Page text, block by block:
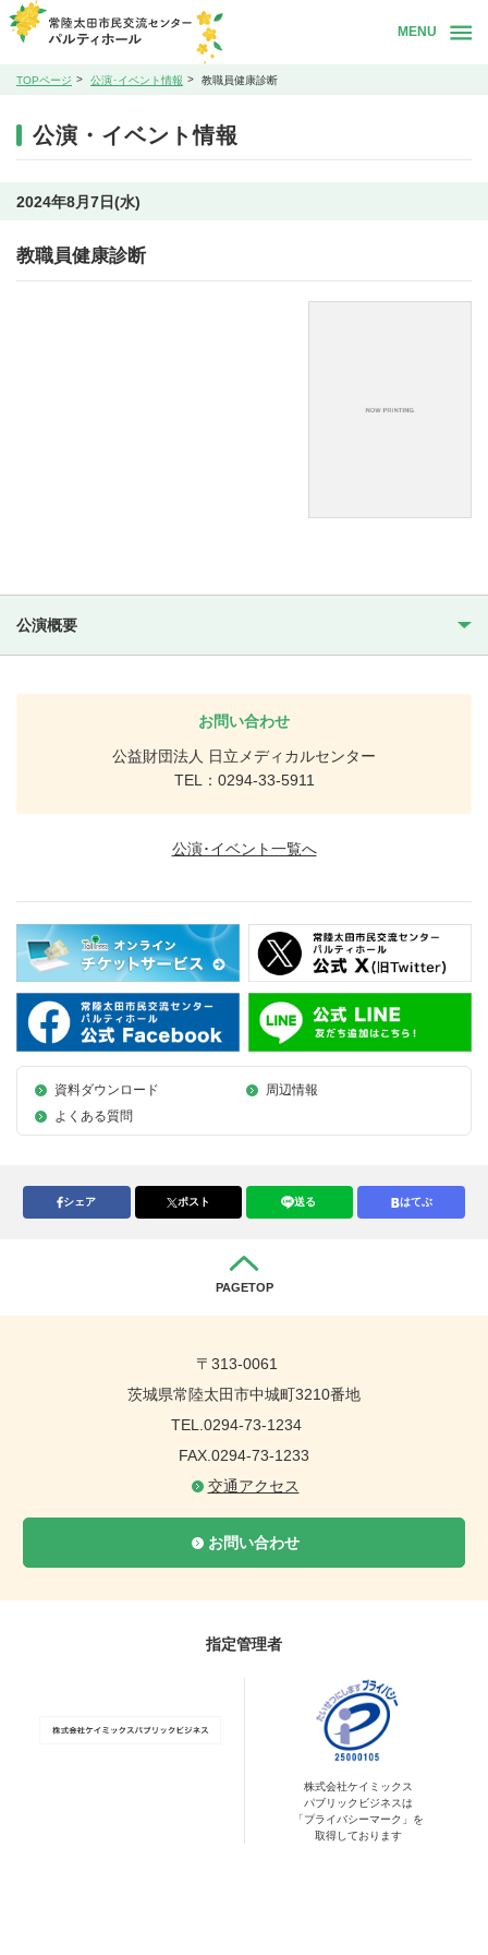
MENU
TOPページ 公演･イベント情報 教職員健康診断
公演・イベント情報
2024年8月7日(水)
教職員健康診断
公演概要
お問い合わせ
公益財団法人 日立メディカルセンター
TEL：0294-33-5911
公演･イベント一覧へ
資料ダウンロード
周辺情報
よくある質問
シェア ポスト 送る はてぶ
PAGETOP
〒313-0061
茨城県常陸太田市中城町3210番地
TEL.0294-73-1234
FAX.0294-73-1233
交通アクセス
お問い合わせ
指定管理者
株式会社ケイミックス
パブリックビジネスは
「プライバシーマーク」を
取得しております